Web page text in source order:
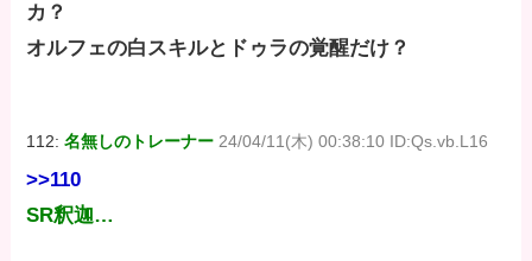
カ？
オルフェの白スキルとドゥラの覚醒だけ？
112:名無しのトレーナー 24/04/11(木) 00:38:10 ID:Qs.vb.L16
>>110
SR釈迦…